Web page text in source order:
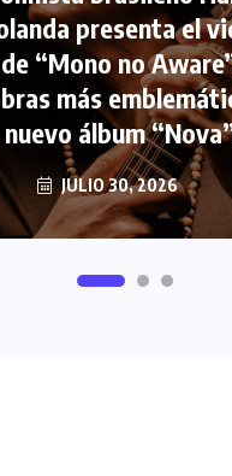
presenta el
“Mono no
más
nuevo álbum
JULIO 30, 2026
PERIODISMO
se solidariza
Venezuela
JUNIO 29, 2026